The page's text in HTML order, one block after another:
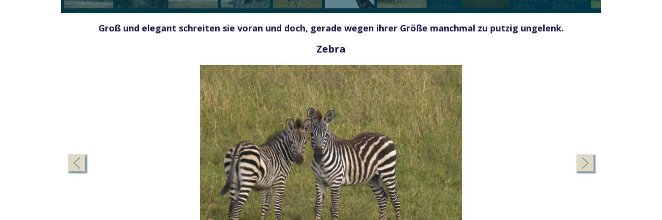
Groß und elegant schreiten sie voran und doch, gerade wegen ihrer Größe manchmal zu putzig ungelenk.
Zebra